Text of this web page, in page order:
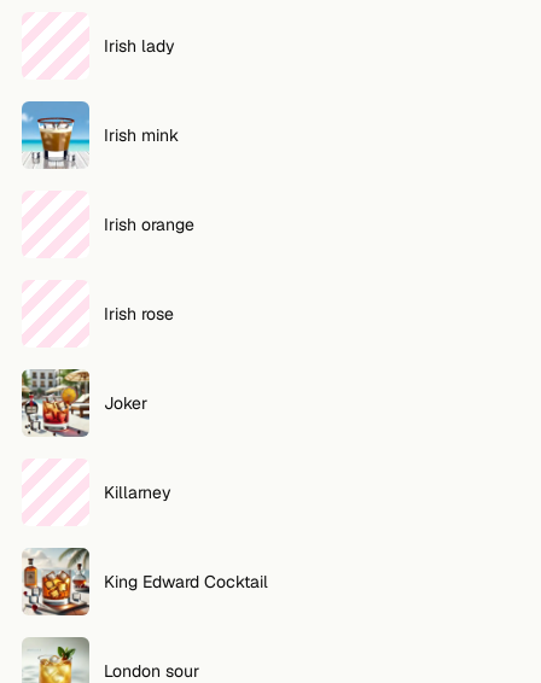
Irish lady
Irish mink
Irish orange
Irish rose
Joker
Killarney
King Edward Cocktail
London sour